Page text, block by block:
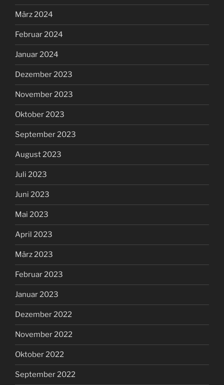
März 2024
Februar 2024
Januar 2024
Dezember 2023
November 2023
Oktober 2023
September 2023
August 2023
Juli 2023
Juni 2023
Mai 2023
April 2023
März 2023
Februar 2023
Januar 2023
Dezember 2022
November 2022
Oktober 2022
September 2022